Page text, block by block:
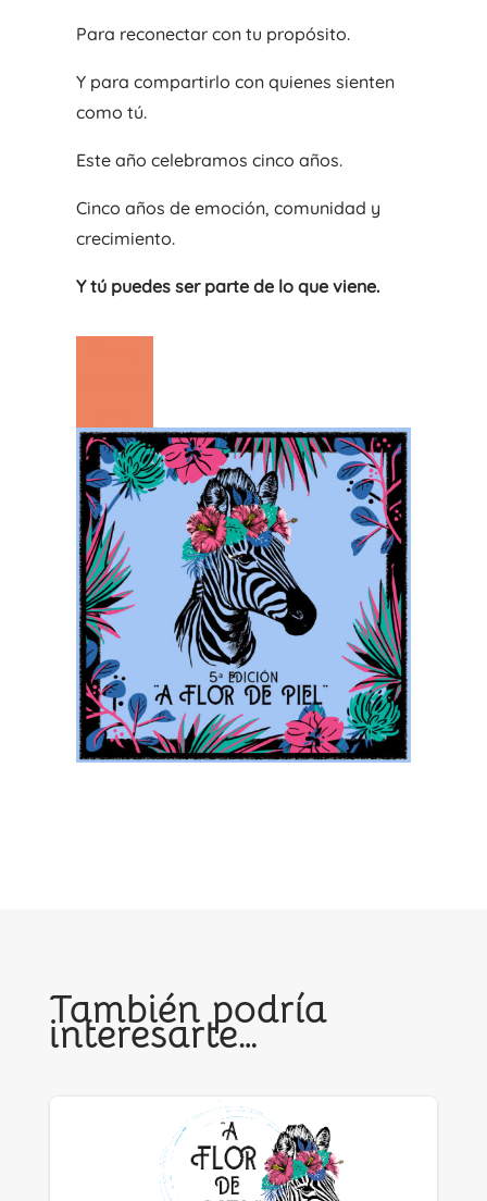
Para reconectar con tu propósito.
Y para compartirlo con quienes sienten
como tú.
Este año celebramos cinco años.
Cinco años de emoción, comunidad y
crecimiento.
Y tú puedes ser parte de lo que viene.
También podría
interesarte…